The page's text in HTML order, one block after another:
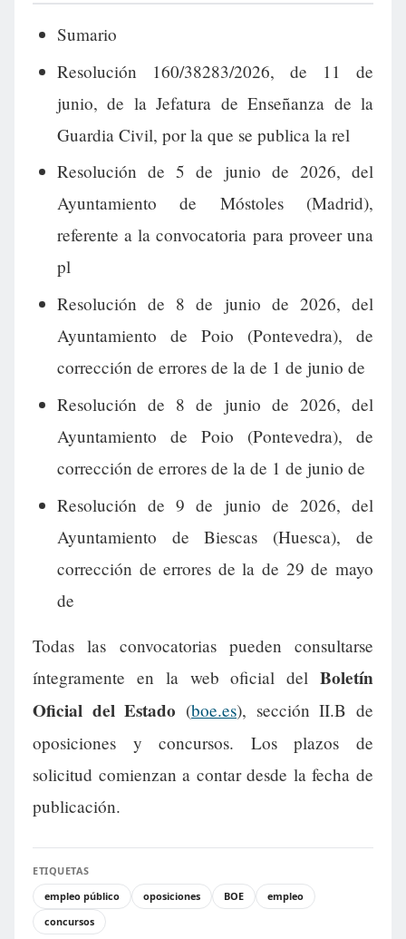
Sumario
Resolución 160/38283/2026, de 11 de
junio, de la Jefatura de Enseñanza de la
Guardia Civil, por la que se publica la rel
Resolución de 5 de junio de 2026, del
Ayuntamiento de Móstoles (Madrid),
referente a la convocatoria para proveer una
pl
Resolución de 8 de junio de 2026, del
Ayuntamiento de Poio (Pontevedra), de
corrección de errores de la de 1 de junio de
Resolución de 8 de junio de 2026, del
Ayuntamiento de Poio (Pontevedra), de
corrección de errores de la de 1 de junio de
Resolución de 9 de junio de 2026, del
Ayuntamiento de Biescas (Huesca), de
corrección de errores de la de 29 de mayo
de
Todas las convocatorias pueden consultarse
íntegramente en la web oficial del Boletín
Oficial del Estado (boe.es), sección II.B de
oposiciones y concursos. Los plazos de
solicitud comienzan a contar desde la fecha de
publicación.
ETIQUETAS
empleo público
oposiciones BOE
empleo
concursos